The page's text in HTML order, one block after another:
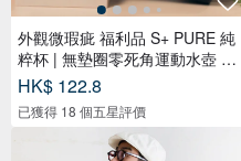
外觀微瑕疵 福利品 S+ PURE 純
粹杯 | 無墊圈零死角運動水壺 70
0m
HK$ 122.8
已獲得 18 個五星評價